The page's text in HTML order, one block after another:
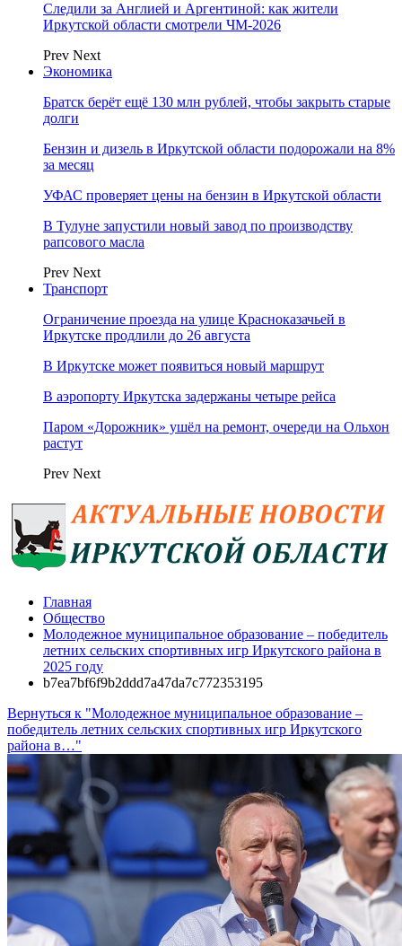
Следили за Англией и Аргентиной: как жители
Иркутской области смотрели ЧМ-2026
Prev Next
Экономика
Братск берёт ещё 130 млн рублей, чтобы закрыть старые
долги
Бензин и дизель в Иркутской области подорожали на 8%
за месяц
УФАС проверяет цены на бензин в Иркутской области
В Тулуне запустили новый завод по производству
рапсового масла
Prev Next
Транспорт
Ограничение проезда на улице Красноказачьей в
Иркутске продлили до 26 августа
В Иркутске может появиться новый маршрут
В аэропорту Иркутска задержаны четыре рейса
Паром «Дорожник» ушёл на ремонт, очереди на Ольхон
растут
Prev Next
Главная
Общество
Молодежное муниципальное образование – победитель
летних сельских спортивных игр Иркутского района в
2025 году
b7ea7bf6f9b2ddd7a47da7c772353195
Вернуться к "Молодежное муниципальное образование –
победитель летних сельских спортивных игр Иркутского
района в…"